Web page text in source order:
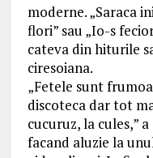
moderne. „Saraca
flori” sau „Io-s
cateva din hiturile
ciresoiana.
„Fetele sunt
discoteca dar tot
cucuruz, la cules,”
facand aluzie la